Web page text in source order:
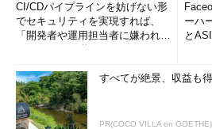
CI/CDパイプラインを妨げない形
でセキュリティを実現すれば、
「開発者や運用担当者に嫌われな
ーハ
と
すべてが絶景、収益も
PR(COCO VILLA on GOETHE)